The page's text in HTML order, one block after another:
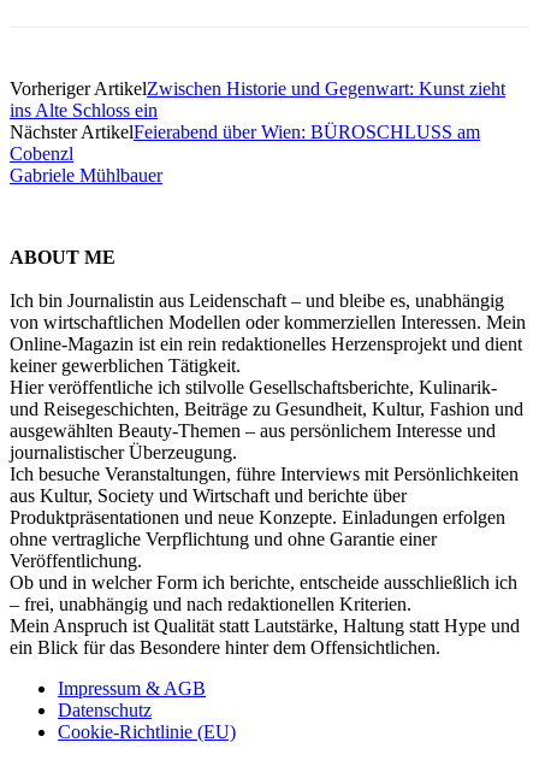
Vorheriger ArtikelZwischen Historie und Gegenwart: Kunst zieht
ins Alte Schloss ein
Nächster ArtikelFeierabend über Wien: BÜROSCHLUSS am
Cobenzl
Gabriele Mühlbauer
ABOUT ME
Ich bin Journalistin aus Leidenschaft – und bleibe es, unabhängig
von wirtschaftlichen Modellen oder kommerziellen Interessen. Mein
Online-Magazin ist ein rein redaktionelles Herzensprojekt und dient
keiner gewerblichen Tätigkeit.
Hier veröffentliche ich stilvolle Gesellschaftsberichte, Kulinarik-
und Reisegeschichten, Beiträge zu Gesundheit, Kultur, Fashion und
ausgewählten Beauty-Themen – aus persönlichem Interesse und
journalistischer Überzeugung.
Ich besuche Veranstaltungen, führe Interviews mit Persönlichkeiten
aus Kultur, Society und Wirtschaft und berichte über
Produktpräsentationen und neue Konzepte. Einladungen erfolgen
ohne vertragliche Verpflichtung und ohne Garantie einer
Veröffentlichung.
Ob und in welcher Form ich berichte, entscheide ausschließlich ich
– frei, unabhängig und nach redaktionellen Kriterien.
Mein Anspruch ist Qualität statt Lautstärke, Haltung statt Hype und
ein Blick für das Besondere hinter dem Offensichtlichen.
Impressum & AGB
Datenschutz
Cookie-Richtlinie (EU)